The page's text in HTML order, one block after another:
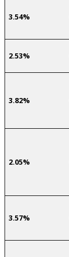
3.54%
2.53%
3.82%
2.05%
3.57%